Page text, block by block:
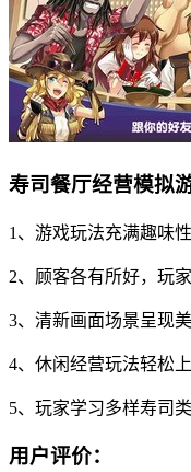
寿司餐厅经营模拟
1、游戏玩法充满趣味
2、顾客各有所好，玩
3、清新画面场景呈现
4、休闲经营玩法轻松
5、玩家学习多样寿司
用户评价：